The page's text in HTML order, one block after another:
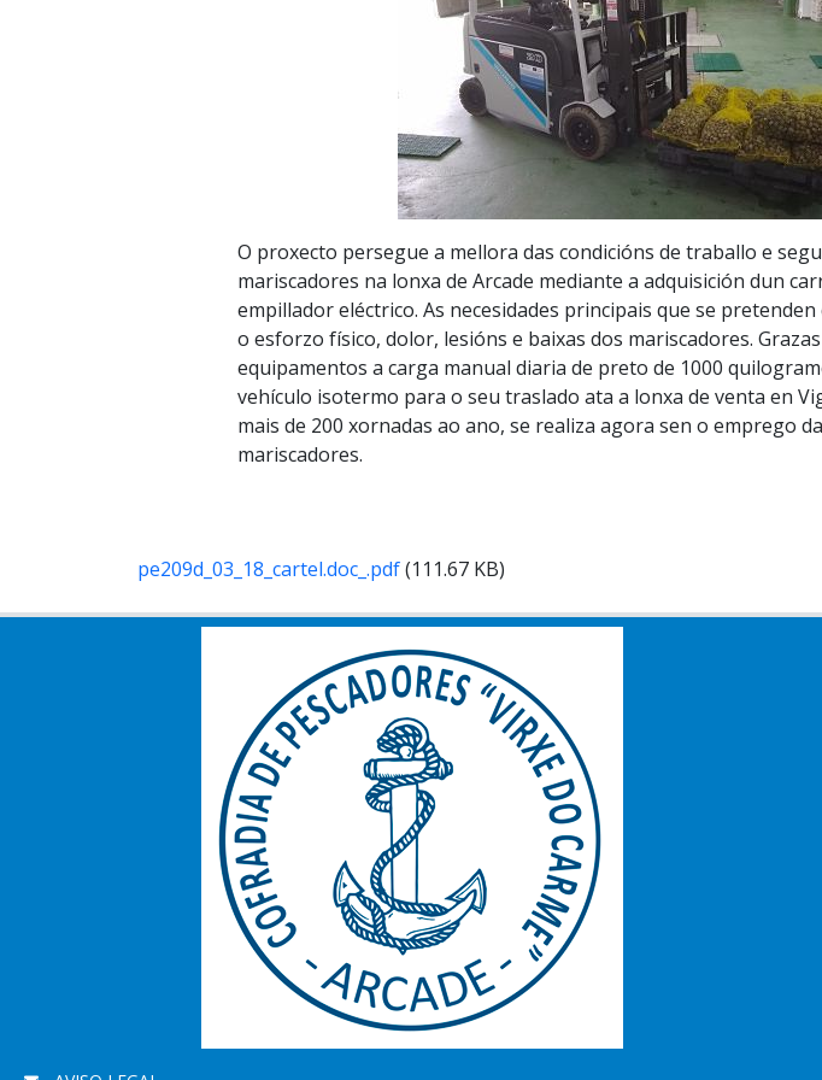
O proxecto persegue a mellora das condicións de traballo e
mariscadores na lonxa de Arcade mediante a adquisición dun
empillador eléctrico. As necesidades principais que se
o esforzo físico, dolor, lesións e baixas dos mariscadores.
equipamentos a carga manual diaria de preto de 1000
vehículo isotermo para o seu traslado ata a lonxa de venta en
mais de 200 xornadas ao ano, se realiza agora sen o emprego
mariscadores.
pe209d_03_18_cartel.doc_.pdf(111.67 KB)